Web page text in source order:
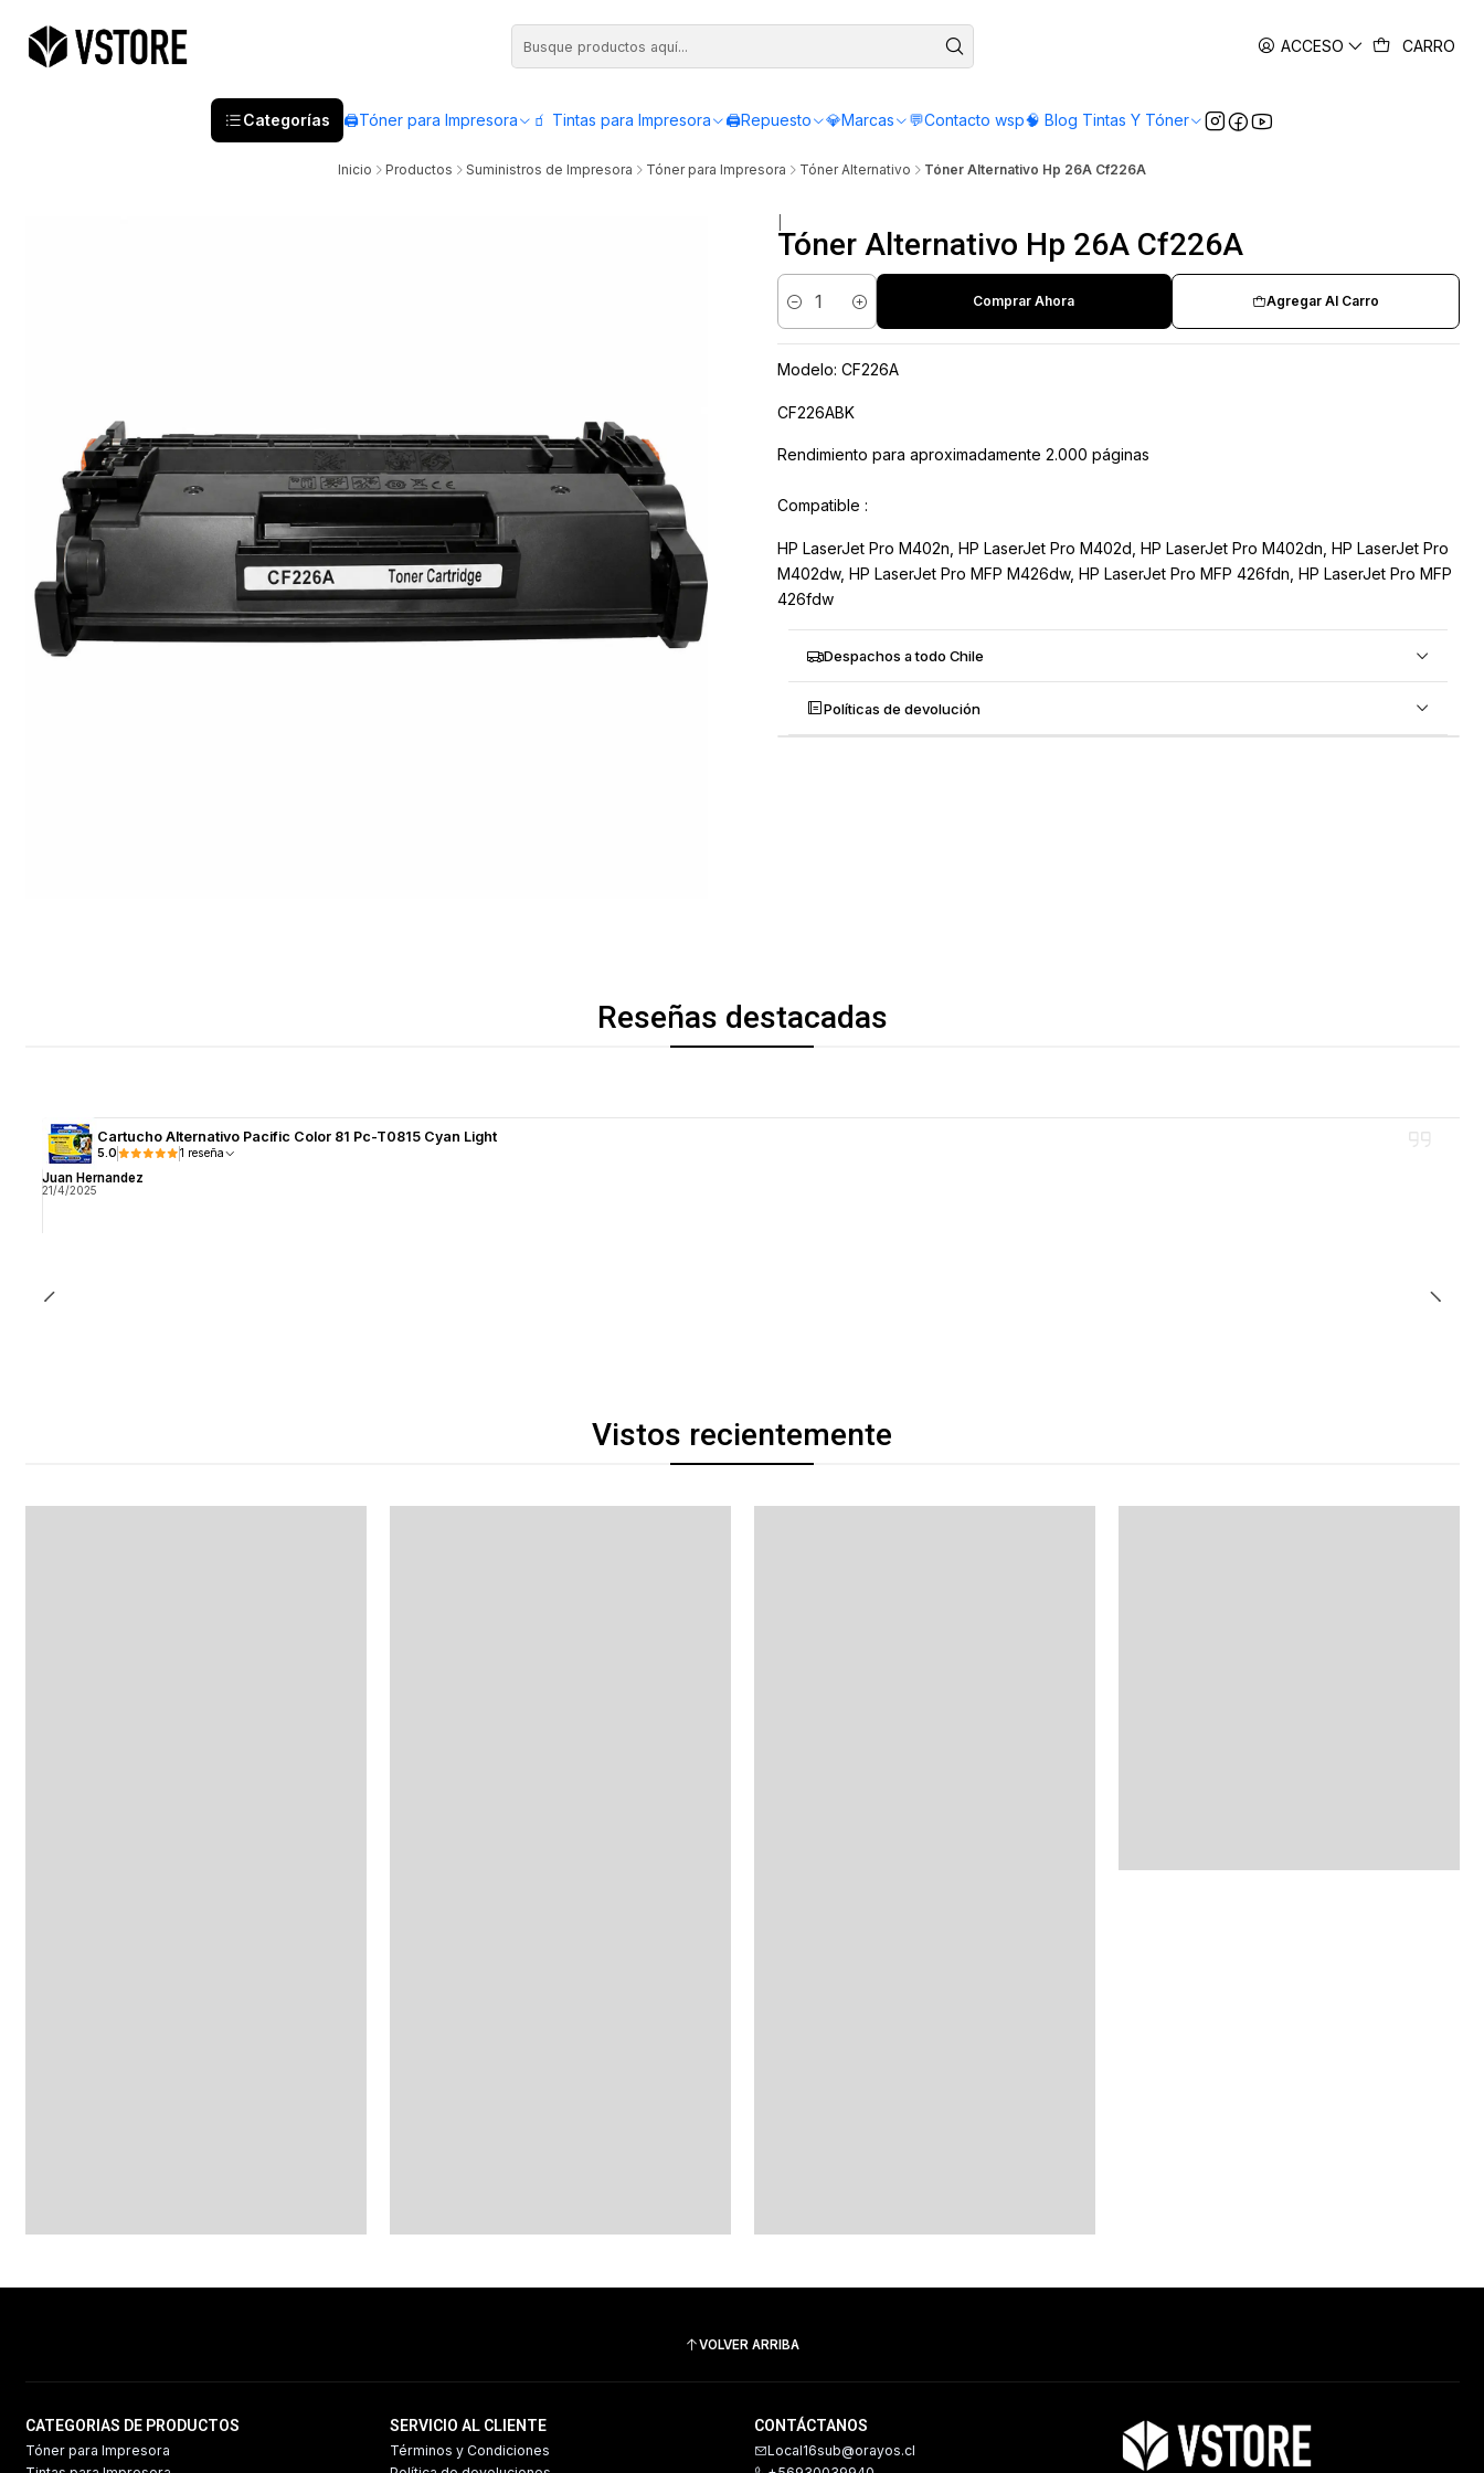
ACCESO CARRO
Categorías 🖨️Tóner para Impresora 🧃 Tintas para Impresora 🖨️Repuesto 💎Marcas 💬Contacto wsp🧠 Blog Tintas Y Tóner
Compra antes de las 12:00 y recibe el mismo día - Servicio de Lunes a Viernes
Inicio Productos Suministros de Impresora Tóner para Impresora Tóner Alternativo Tóner Alternativo Hp 26A Cf226A
Tóner Alternativo Hp 26A Cf226A
Cantidad
Agregar Al Carro
Comprar Ahora
Modelo: CF226A
CF226ABK
Rendimiento para aproximadamente 2.000 páginas
Compatible :
HP LaserJet Pro M402n, HP LaserJet Pro M402d, HP LaserJet Pro M402dn, HP LaserJet Pro
M402dw, HP LaserJet Pro MFP M426dw, HP LaserJet Pro MFP 426fdn, HP LaserJet Pro MFP
426fdw
Despachos a todo Chile
Políticas de devolución
Reseñas destacadas
Cartucho Alternativo Pacific Color 81 Pc-T0815 Cyan Light
5.0 1 reseña
Juan Hernandez
21/4/2025
Vistos recientemente
VOLVER ARRIBA
CATEGORIAS DE PRODUCTOS
Tóner para Impresora
SERVICIO AL CLIENTE
Términos y Condiciones
CONTÁCTANOS
Local16sub@orayos.cl